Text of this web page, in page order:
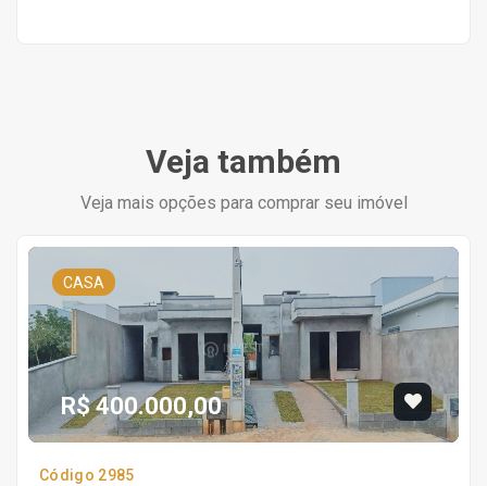
Veja também
Veja mais opções para comprar seu imóvel
CASA
R$ 400.000,00
Código 2985